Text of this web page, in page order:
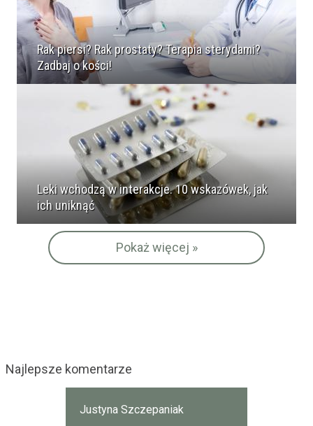
Rak piersi? Rak prostaty? Terapia sterydami?
Zadbaj o kości!
Leki wchodzą w interakcje. 10 wskazówek, jak
ich uniknąć
Pokaż więcej »
Najlepsze komentarze
Justyna Szczepaniak